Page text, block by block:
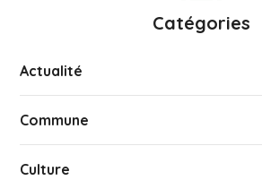
Catégories
Actualité
Commune
Culture